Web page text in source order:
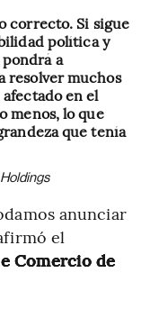
correcto. Si sigue
política y
a
resolver muchos
en el
menos, lo que
que tenía
anunciar
el
Comercio de